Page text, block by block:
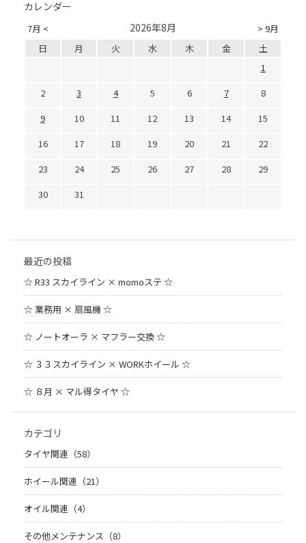
カレンダー
7月 < > 9月
2026年8月
日 月 火 水 木 金
土
1
2
3 4 5 6 7
8
9
10 11 12 13 14
15
16
17 18 19 20 21
22
23
24 25 26 27 28
29
30
31
最近の投稿
☆ R33 スカイライン × momoステ ☆
☆ 業務用 × 扇風機 ☆
☆ ノートオーラ × マフラー交換 ☆
☆ ３３スカイライン × WORKホイール ☆
☆ ８月 × マル得タイヤ ☆
カテゴリ
タイヤ関連（58）
ホイール関連（21）
オイル関連（4）
その他メンテナンス（8）